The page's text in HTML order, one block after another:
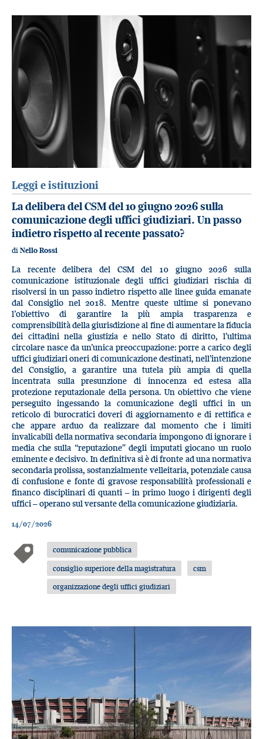
Leggi e istituzioni
La delibera del CSM del 10 giugno 2026 sulla
comunicazione degli uffici giudiziari. Un passo
indietro rispetto al recente passato?
di Nello Rossi
La recente delibera del CSM del 10 giugno 2026 sulla
comunicazione istituzionale degli uffici giudiziari rischia di
risolversi in un passo indietro rispetto alle linee guida emanate
dal Consiglio nel 2018. Mentre queste ultime si ponevano
l’obiettivo di garantire la più ampia trasparenza e
comprensibilità della giurisdizione al fine di aumentare la fiducia
dei cittadini nella giustizia e nello Stato di diritto, l’ultima
circolare nasce da un’unica preoccupazione: porre a carico degli
uffici giudiziari oneri di comunicazione destinati, nell’intenzione
del Consiglio, a garantire una tutela più ampia di quella
incentrata sulla presunzione di innocenza ed estesa alla
protezione reputazionale della persona. Un obiettivo che viene
perseguito ingessando la comunicazione degli uffici in un
reticolo di burocratici doveri di aggiornamento e di rettifica e
che appare arduo da realizzare dal momento che i limiti
invalicabili della normativa secondaria impongono di ignorare i
media che sulla “reputazione” degli imputati giocano un ruolo
eminente e decisivo. In definitiva si è di fronte ad una normativa
secondaria prolissa, sostanzialmente velleitaria, potenziale causa
di confusione e fonte di gravose responsabilità professionali e
financo disciplinari di quanti – in primo luogo i dirigenti degli
uffici – operano sul versante della comunicazione giudiziaria.
14/07/2026
comunicazione pubblica
consiglio superiore della magistratura
csm
organizzazione degli uffici giudiziari